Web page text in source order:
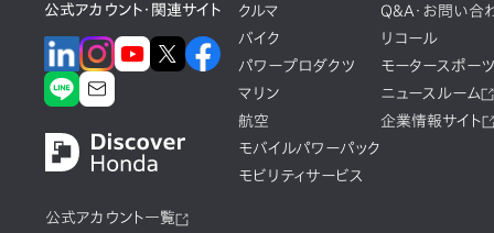
公式アカウント・関連サイト
公式アカウント一覧
クルマ
バイク
パワープロダクツ
マリン
航空
モバイルパワーパック
モビリティサービス
Q&A・お問い合
リコール
モータースポーツ
ニュースルーム
企業情報サイト